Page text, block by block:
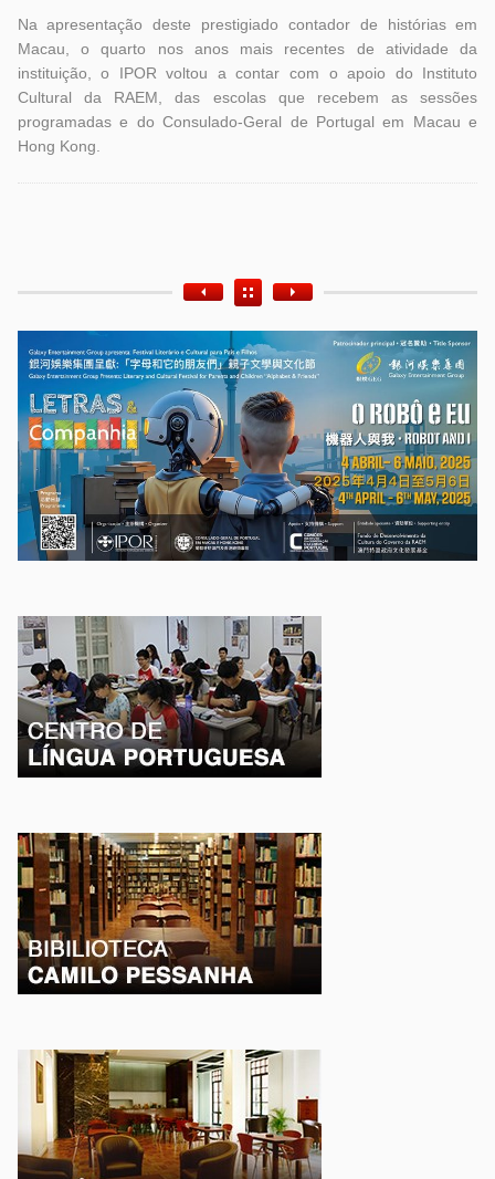
Na apresentação deste prestigiado contador de histórias em
Macau, o quarto nos anos mais recentes de atividade da
instituição, o IPOR voltou a contar com o apoio do Instituto
Cultural da RAEM, das escolas que recebem as sessões
programadas e do Consulado-Geral de Portugal em Macau e
Hong Kong.